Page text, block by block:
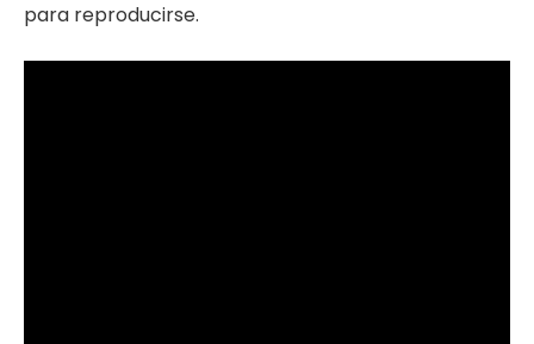
para reproducirse.